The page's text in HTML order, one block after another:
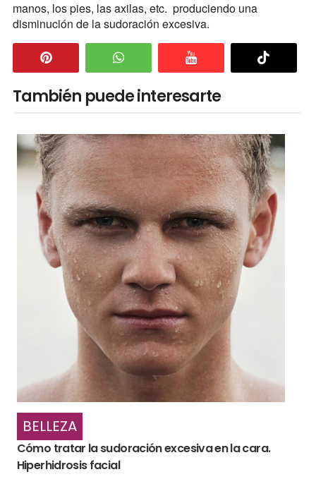
manos, los pies, las axilas, etc. produciendo una
disminución de la sudoración excesiva.
También puede interesarte
BELLEZA
Cómo tratar la sudoración excesiva en la cara.
Hiperhidrosis facial